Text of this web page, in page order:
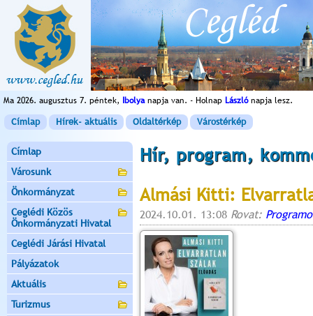
Ma 2026. augusztus 7. péntek, Ibolyanapja van. - Holnap Lászlónapja lesz.
Címlap Hírek- aktuális Oldaltérkép Várostérkép
Címlap
Városunk
Önkormányzat
Ceglédi Közös
Önkormányzati Hivatal
Ceglédi Járási Hivatal
Pályázatok
Aktuális
Turizmus
Hír, program,
Almási Kitti:
2024.10.01. 13:08 Rovat: